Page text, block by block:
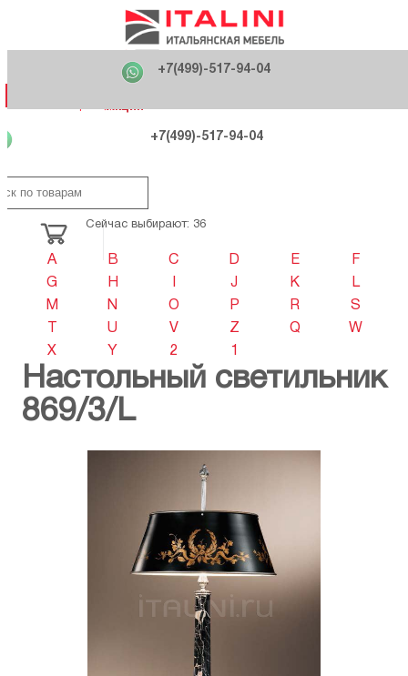
+7(499)-517-94-04
Фабрики
Распродажа
Как купить
О компании
Акция
+7(499)-517-94-04
121170 , г. Москва,
ул. Кутузовский проспект, д. 36 стр.3
+7(499)-517-94-04
Сейчас выбирают: 36
A B C D E
F
G
H J K
L
M
N O P R
S
U V Z Q
W
X
Y 2 1
Настольный светильник
869/3/L